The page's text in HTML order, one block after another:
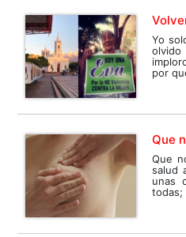
Yo
por
Que
Que
salud
unas
todas;